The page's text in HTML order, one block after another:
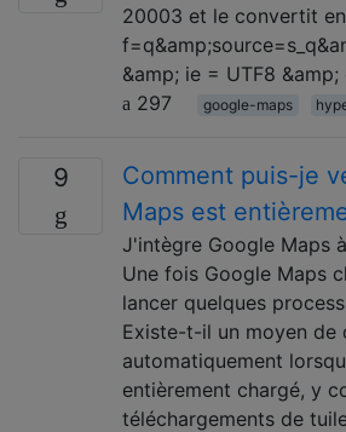
20003 et le convertit
&amp; ie = UTF8
297
google-maps
9
Comment puis-je
Maps est
J'intègre Google Maps
Une fois Google Maps
lancer quelques
Existe-t-il un moyen de
automatiquement
entièrement chargé, y
téléchargements de